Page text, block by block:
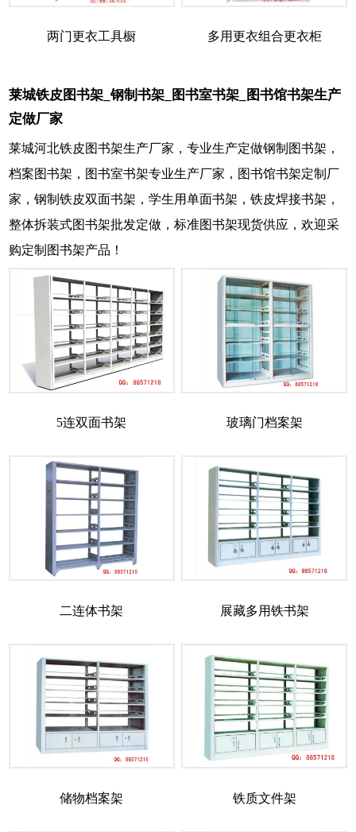
两门更衣工具橱 多用更衣组合更衣柜
莱城铁皮图书架_钢制书架_图书室书架_图书馆书架生产
定做厂家
莱城河北铁皮图书架生产厂家，专业生产定做钢制图书架，
档案图书架，图书室书架专业生产厂家，图书馆书架定制厂
家，钢制铁皮双面书架，学生用单面书架，铁皮焊接书架，
整体拆装式图书架批发定做，标准图书架现货供应，欢迎采
购定制图书架产品！
5连双面书架 玻璃门档案架
二连体书架 展藏多用铁书架
储物档案架 铁质文件架